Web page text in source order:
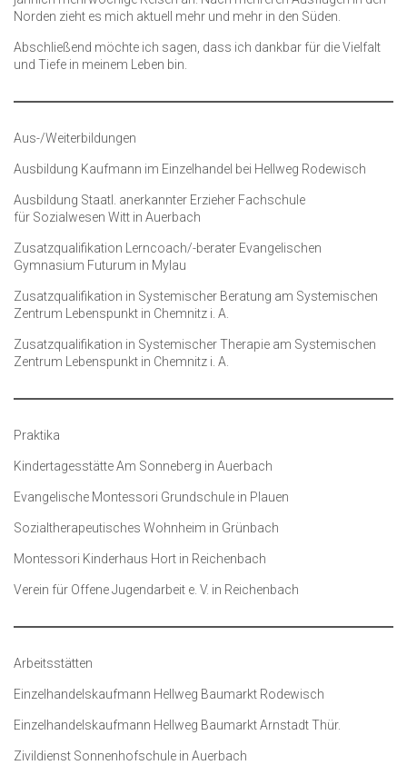
Norden zieht es mich aktuell mehr und mehr in den Süden.
Abschließend möchte ich sagen, dass ich dankbar für die Vielfalt
und Tiefe in meinem Leben bin.
Aus-/Weiterbildungen
Ausbildung Kaufmann im Einzelhandel bei Hellweg Rodewisch
Ausbildung Staatl. anerkannter Erzieher Fachschule
für Sozialwesen Witt in Auerbach
Zusatzqualifikation Lerncoach/-berater Evangelischen
Gymnasium Futurum in Mylau
Zusatzqualifikation in Systemischer Beratung am Systemischen
Zentrum Lebenspunkt in Chemnitz i. A.
Zusatzqualifikation in Systemischer Therapie am Systemischen
Zentrum Lebenspunkt in Chemnitz i. A.
Praktika
Kindertagesstätte Am Sonneberg in Auerbach
Evangelische Montessori Grundschule in Plauen
Sozialtherapeutisches Wohnheim in Grünbach
Montessori Kinderhaus Hort in Reichenbach
Verein für Offene Jugendarbeit e. V. in Reichenbach
Arbeitsstätten
Einzelhandelskaufmann Hellweg Baumarkt Rodewisch
Einzelhandelskaufmann Hellweg Baumarkt Arnstadt Thür.
Zivildienst Sonnenhofschule in Auerbach